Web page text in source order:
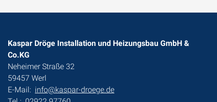
Kaspar Dröge Installation und Heizungsbau GmbH &
Co.KG
Neheimer Straße 32
59457 Werl
E-Mail: info@kaspar-droege.de